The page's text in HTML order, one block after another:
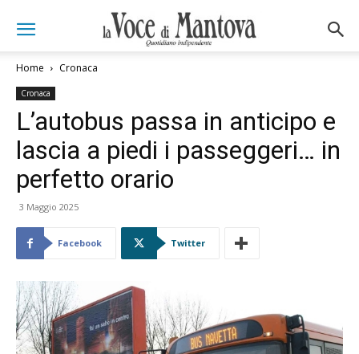
Home Cronaca
Cronaca
L’autobus passa in anticipo e
lascia a piedi i passeggeri… in
perfetto orario
3 Maggio 2025
Facebook Twitter